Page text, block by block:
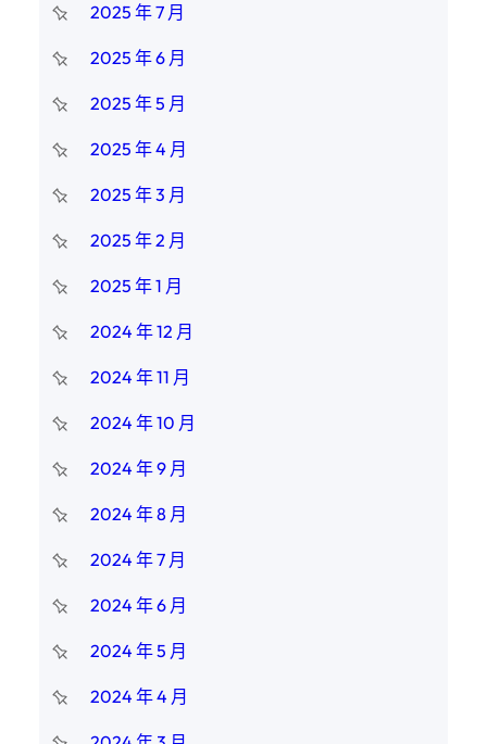
2025 年 7 月
2025 年 6 月
2025 年 5 月
2025 年 4 月
2025 年 3 月
2025 年 2 月
2025 年 1 月
2024 年 12 月
2024 年 11 月
2024 年 10 月
2024 年 9 月
2024 年 8 月
2024 年 7 月
2024 年 6 月
2024 年 5 月
2024 年 4 月